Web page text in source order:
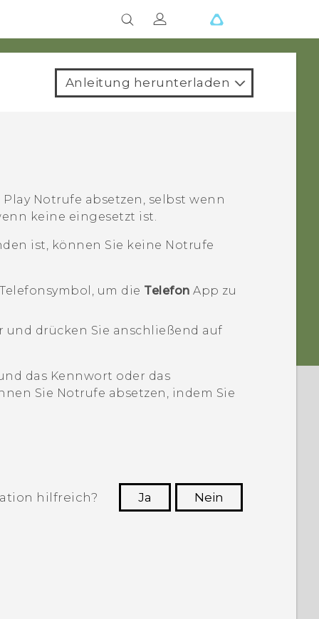
Anleitung herunterladen
PlayNotrufe absetzen, selbst wenn
keine eingesetzt ist.
ist, können Sie keine Notrufe
um die Telefon App zu
drücken Sie anschließend auf
das Kennwort oder das
Sie Notrufe absetzen, indem Sie
hilfreich? Ja
Nein